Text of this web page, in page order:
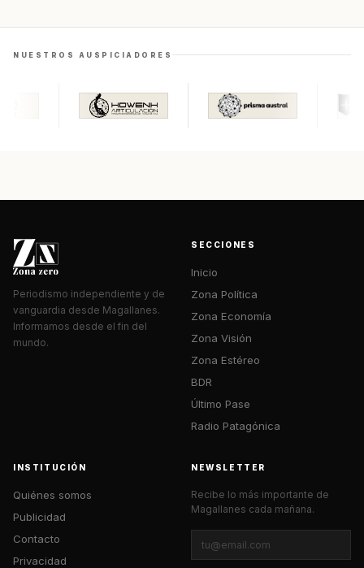
NUESTROS AUSPICIADORES
Periodismo independiente y de
vanguardia desde Magallanes.
Informamos desde el fin del
mundo.
SECCIONES
Inicio
Zona Política
Zona Economía
Zona Visión
Zona Estéreo
BDR
Último Pase
Radio Patagónica
INSTITUCIÓN
Quiénes somos
Publicidad
Contacto
Privacidad
NEWSLETTER
Recibe lo más importante de
Magallanes cada mañana.